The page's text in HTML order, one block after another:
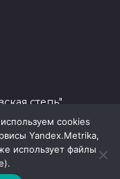
степь"
cookies
Yandex.Metrika,
использует файлы